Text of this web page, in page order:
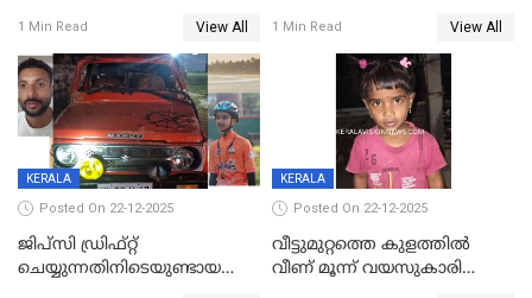
ചിത്രങ്ങളടക്കം കത്തിയ
നിലയിൽ
1 Min Read View All
സംഭവം മാവേലിക്കരയിൽ
1 Min Read View All
KERALA
Posted On 22-12-2025
ജിപ്സി ഡ്രിഫ്റ്റ്
ചെയ്യുന്നതിനിടെയുണ്ടായ
KERALA
Posted On 22-12-2025
വീട്ടുമുറ്റത്തെ കുളത്തിൽ
വീണ് മൂന്ന് വയസുകാരി